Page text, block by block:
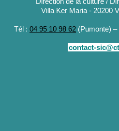
Villa Ker Maria - 20200
Tél : 04 95 10 98 62 (Pumonte) –
contact-